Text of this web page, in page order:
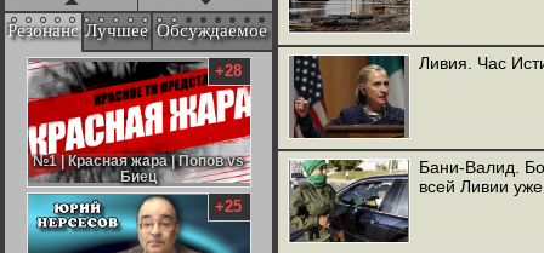
"Аркадий Коц" на
эгалите-фесте "Не
Пряча Лица"
Контрапункты
глобализации:
геополитэкономическ
ий анализ
100 лет Ноябрьской
революции в
Резонанс Лучшее Обсуждаемое
№1 | Красная жара | Попов vs
Биец
№1 | Красная жара | Попов vs
Биец
+28
+25
Ливия. Час
Бани-Валид.
всей Ливии